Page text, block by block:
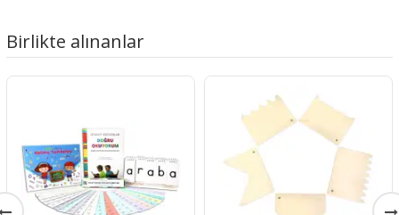
Birlikte alınanlar